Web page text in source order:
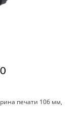
печати 106 мм,